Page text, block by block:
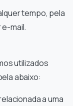
tempo, pela
mail.
utilizados
abaixo:
a uma